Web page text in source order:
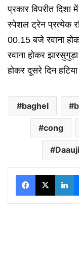
प्रकार विपरीत दिशा
स्पेशल ट्रेन प्रत्येक
00.15 बजे रवाना
रवाना होकर
होकर दूसरे दिन
baghel
cong
Facebook
X